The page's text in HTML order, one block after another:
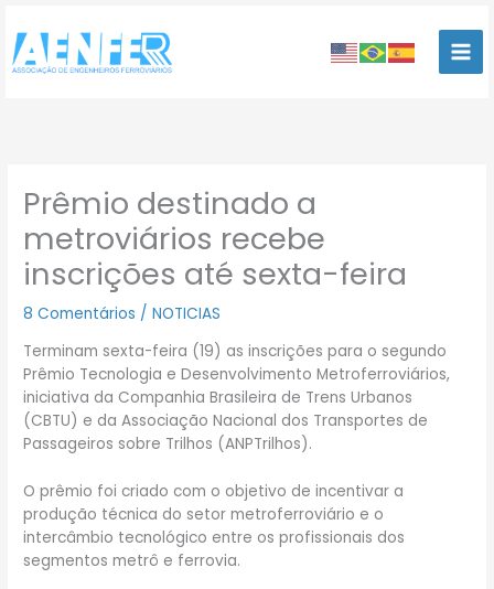
para
conteúdo
Prêmio destinado a
metroviários recebe
inscrições até sexta-feira
8 Comentários /NOTICIAS
Terminam sexta-feira (19) as inscrições para o segundo
Prêmio Tecnologia e Desenvolvimento Metroferroviários,
iniciativa da Companhia Brasileira de Trens Urbanos
(CBTU) e da Associação Nacional dos Transportes de
Passageiros sobre Trilhos (ANPTrilhos).
O prêmio foi criado com o objetivo de incentivar a
produção técnica do setor metroferroviário e o
intercâmbio tecnológico entre os profissionais dos
segmentos metrô e ferrovia.